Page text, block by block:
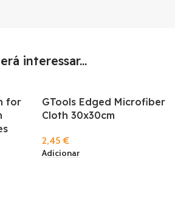
interessar...
for
GTools Edged Microfiber
Cloth 30x30cm
2,45€
Adicionar